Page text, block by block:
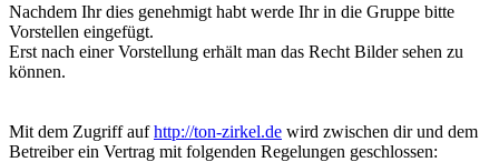
Nachdem Ihr dies genehmigt habt werde Ihr in die Gruppe bitte
Vorstellen eingefügt.
Erst nach einer Vorstellung erhält man das Recht Bilder sehen zu
können.
Mit dem Zugriff aufhttp://ton-zirkel.de wird zwischen dir und dem
Betreiber ein Vertrag mit folgenden Regelungen geschlossen: